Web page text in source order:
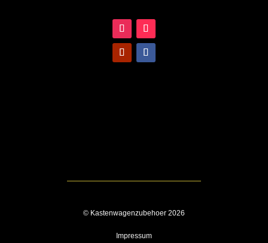
© Kastenwagenzubehoer 2026
Impressum